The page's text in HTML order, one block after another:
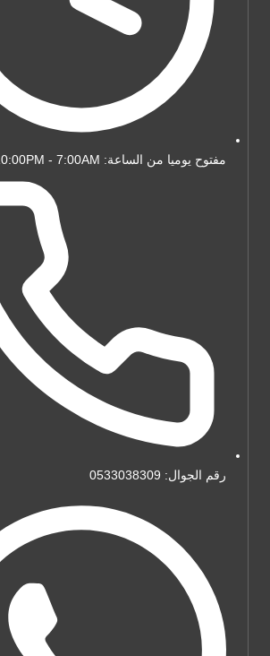
مفتوح يوميا من الساعة: 10:00PM - 7:00AM
رقم الجوال: 0533038309